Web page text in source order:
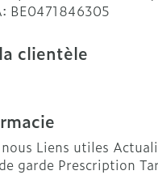
BE0471846305
clientèle
Liens utiles
garde Prescription